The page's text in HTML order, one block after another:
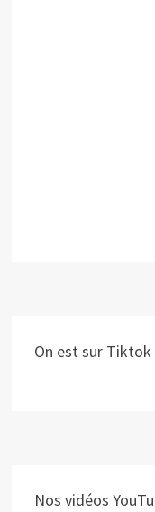
On est sur Tiktok
Nos vidéos